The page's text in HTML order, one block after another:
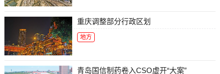
重庆调整部分行政区划
地方
青岛国信制药卷入CSO虚开“大案”